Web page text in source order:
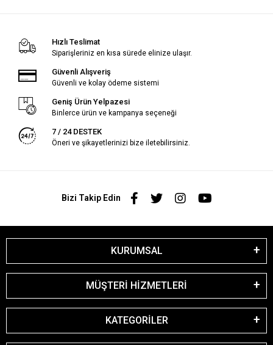
Hızlı Teslimat
Siparişleriniz en kısa sürede elinize ulaşır.
Güvenli Alışveriş
Güvenli ve kolay ödeme sistemi
Geniş Ürün Yelpazesi
Binlerce ürün ve kampanya seçeneği
7 / 24 DESTEK
Öneri ve şikayetlerinizi bize iletebilirsiniz.
Bizi Takip Edin
KURUMSAL
MÜŞTERİ HİZMETLERİ
KATEGORİLER